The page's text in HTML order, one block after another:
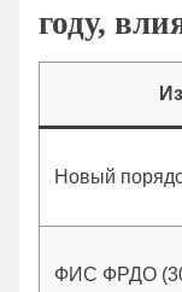
году,
Новый
ФИС ФРДО